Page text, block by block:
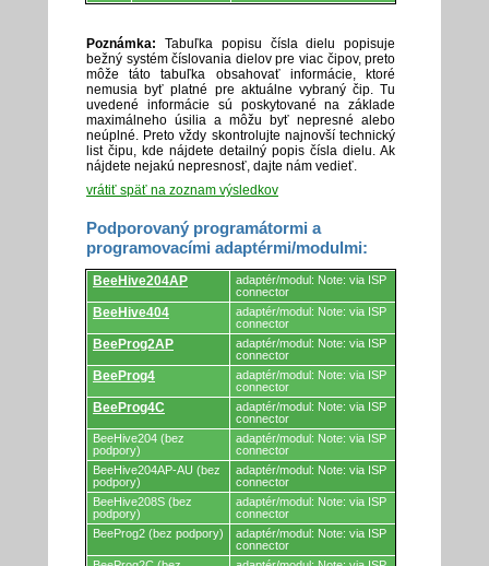
Poznámka: Tabuľka popisu čísla dielu popisuje
bežný systém číslovania dielov pre viac čipov, preto
môže táto tabuľka obsahovať informácie, ktoré
nemusia byť platné pre aktuálne vybraný čip. Tu
uvedené informácie sú poskytované na základe
maximálneho úsilia a môžu byť nepresné alebo
neúplné. Preto vždy skontrolujte najnovší technický
list čipu, kde nájdete detailný popis čísla dielu. Ak
nájdete nejakú nepresnosť, dajte nám vedieť.
vrátiť späť na zoznam výsledkov
Podporovaný programátormi a
programovacími adaptérmi/modulmi:
Podporovaný
programátormi
a
programovacími
BeeHive204AP
adaptér/modul: Note: via ISP
connector
BeeHive404
adaptér/modul: Note: via ISP
connector
BeeProg2AP
adaptér/modul: Note: via ISP
connector
BeeProg4
adaptér/modul: Note: via ISP
connector
BeeProg4C
adaptér/modul: Note: via ISP
connector
BeeHive204 (bez
podpory)
adaptér/modul: Note: via ISP
connector
BeeHive204AP-AU (bez
podpory)
adaptér/modul: Note: via ISP
connector
BeeHive208S (bez
podpory)
adaptér/modul: Note: via ISP
connector
BeeProg2 (bez podpory)
adaptér/modul: Note: via ISP
connector